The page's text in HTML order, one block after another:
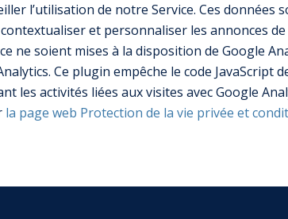
l’utilisation de notre Service. Ces données
et personnaliser les annonces
ne soient mises à la disposition de Google
Ce plugin empêche le code JavaScript
les activités liées aux visites avec Google
la page web Protection de la vie privée et